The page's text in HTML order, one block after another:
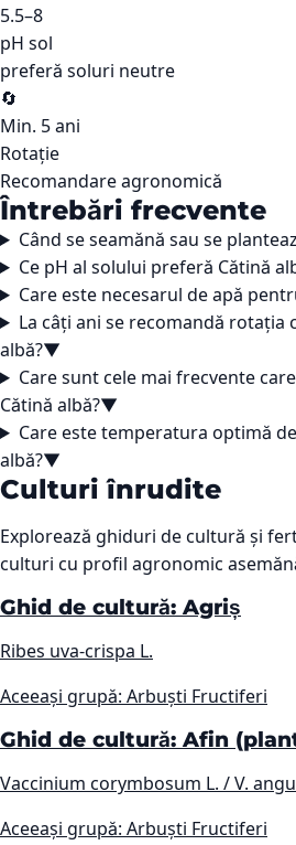
5.5–8
pH sol
preferă soluri neutre
🔄
Min. 5 ani
Rotație
Recomandare agronomică
Întrebări frecvente
Când se seamănă sau se
Ce pH al solului preferă Cătină
Care este necesarul de apă
La câți ani se recomandă rotația
albă?▼
Care sunt cele mai frecvente
Cătină albă?▼
Care este temperatura optimă
albă?▼
Culturi înrudite
Explorează ghiduri de cultură și
culturi cu profil agronomic
Ghid de cultură: Agriș
Ribes uva-crispa L.
Aceeași grupă: Arbuști Fructiferi
Ghid de cultură: Afin
Vaccinium corymbosum L. / V.
Aceeași grupă: Arbuști Fructiferi